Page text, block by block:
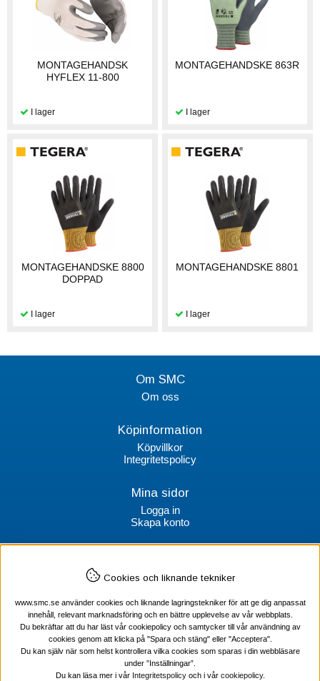
MONTAGEHANDSK
HYFLEX 11-800
MONTAGEHANDSKE 863R
MONTAGEHANDSKE 8800
DOPPAD
MONTAGEHANDSKE 8801
Om SMC
Om oss
Köpinformation
Köpvillkor
Integritetspolicy
Mina sidor
Logga in
Skapa konto
SMC Stockholms Maskincentral AB
100 64 Stockholm
Tel Verktyg: 08-578 55 230
Tel Värmekabel: 08-578 55 240
Cookies och liknande tekniker
www.smc.se använder cookies och liknande lagringstekniker för att ge dig anpassat
innehåll, relevant marknadsföring och en bättre upplevelse av vår webbplats.
Du bekräftar att du har läst vår cookiepolicy och samtycker till vår användning av
cookies genom att klicka på "Spara och stäng" eller "Acceptera".
Du kan själv när som helst kontrollera vilka cookies som sparas i din webbläsare
under ”Inställningar”.
Du kan läsa mer i vår Integritetspolicyoch i vår cookiepolicy.